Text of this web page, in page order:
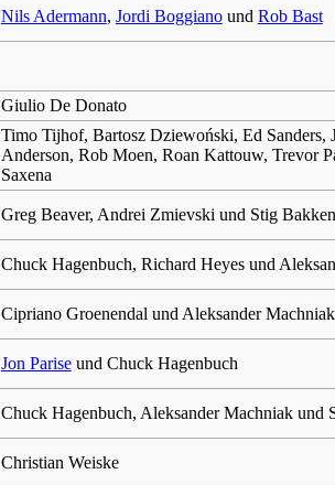
Nils Adermann, Jordi Boggianound Rob Bast
Giulio De Donato
Timo Tijhof, Bartosz Dziewoński, Ed Sanders,
Anderson, Rob Moen, Roan Kattouw, Trevor
Saxena
Greg Beaver, Andrei Zmievski und Stig Bakken
Chuck Hagenbuch, Richard Heyes und
Cipriano Groenendal und Aleksander Machniak
Jon Pariseund Chuck Hagenbuch
Chuck Hagenbuch, Aleksander Machniak und
Christian Weiske